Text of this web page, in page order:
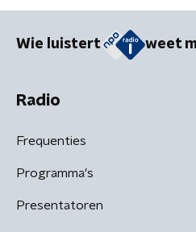
Wie luistert weet
Radio
Frequenties
Programma's
Presentatoren